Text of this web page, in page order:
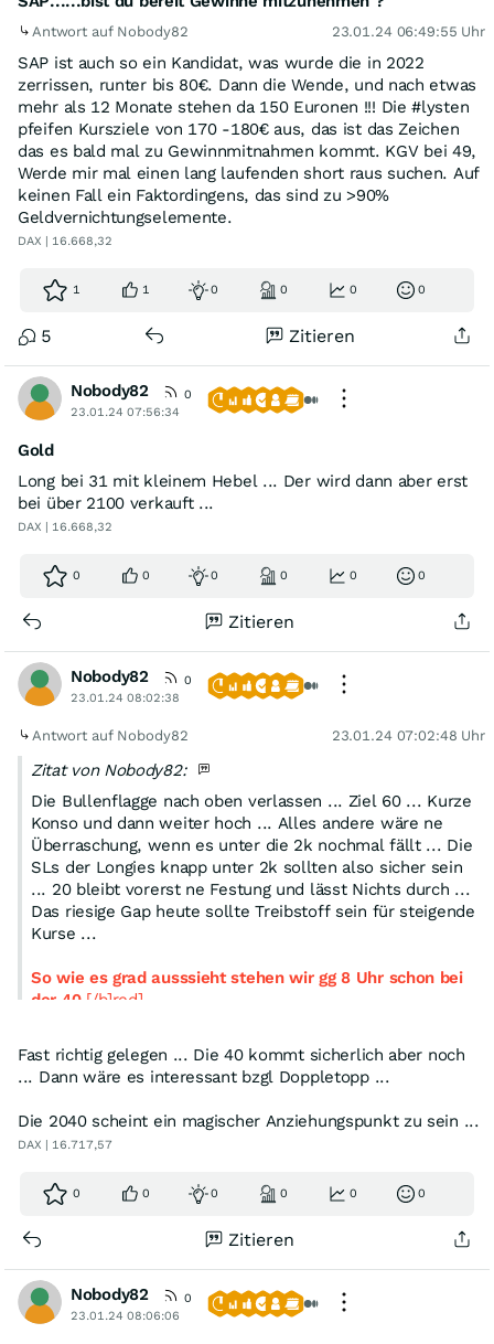
Antwort auf Nobody82 23.01.24 06:49:55 Uhr
SAP ist auch so ein Kandidat, was wurde die in 2022
zerrissen, runter bis 80€. Dann die Wende, und nach etwas
mehr als 12 Monate stehen da 150 Euronen !!! Die #lysten
pfeifen Kursziele von 170 -180€ aus, das ist das Zeichen
das es bald mal zu Gewinnmitnahmen kommt. KGV bei 49,
Werde mir mal einen lang laufenden short raus suchen. Auf
keinen Fall ein Faktordingens, das sind zu >90%
Geldvernichtungselemente.
DAX | 16.668,32
1 1 0 0 0 0
5 Zitieren
Nobody82
0
23.01.24 07:56:34
Gold
Long bei 31 mit kleinem Hebel ... Der wird dann aber erst
bei über 2100 verkauft ...
DAX | 16.668,32
0 0 0 0 0 0
Zitieren
Nobody82
0
23.01.24 08:02:38
Antwort auf Nobody82 23.01.24 07:02:48 Uhr
Zitat von Nobody82:
Die Bullenflagge nach oben verlassen ... Ziel 60 ... Kurze
Konso und dann weiter hoch ... Alles andere wäre ne
Überraschung, wenn es unter die 2k nochmal fällt ... Die
SLs der Longies knapp unter 2k sollten also sicher sein
... 20 bleibt vorerst ne Festung und lässt Nichts durch ...
Das riesige Gap heute sollte Treibstoff sein für steigende
Kurse ...
So wie es grad ausssieht stehen wir gg 8 Uhr schon bei
der 40[/b]red]...
Man muss einfach immer wieder staunen was die Algos
so fabrizieren ...
Fast richtig gelegen ... Die 40 kommt sicherlich aber noch
... Dann wäre es interessant bzgl Doppletopp ...
Die 2040 scheint ein magischer Anziehungspunkt zu sein ...
DAX | 16.717,57
0 0 0 0 0 0
Zitieren
Nobody82
0
23.01.24 08:06:06